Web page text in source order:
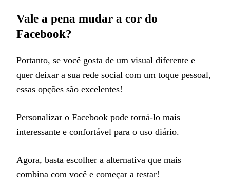
Vale a pena mudar a cor do
Facebook?
Portanto, se você gosta de um visual diferente e
quer deixar a sua rede social com um toque pessoal,
essas opções são excelentes!
Personalizar o Facebook pode torná-lo mais
interessante e confortável para o uso diário.
Agora, basta escolher a alternativa que mais
combina com você e começar a testar!